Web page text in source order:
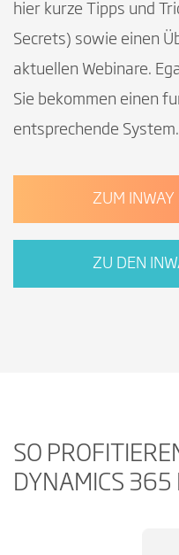
hier kurze Tipps und
Secrets) sowie einen
aktuellen Webinare.
Sie bekommen einen
entsprechende System.
ZUM INWAY
ZU DEN
SO
DYNAMICS 365